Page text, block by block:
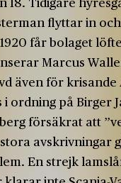
18. Tidigare
flyttar in
får bolaget
Marcus
även för krisande
ordning på Birger
försäkrat att
avskrivningar
En strejk